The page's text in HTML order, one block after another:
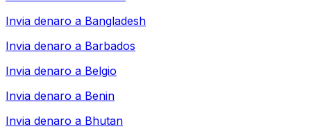
Invia denaro a Bangladesh
Invia denaro a Barbados
Invia denaro a Belgio
Invia denaro a Benin
Invia denaro a Bhutan